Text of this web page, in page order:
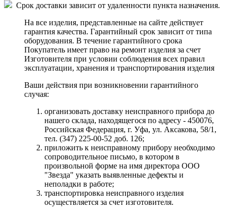
Срок доставки зависит от удаленности пункта назначения.
На все изделия, представленные на сайте действует
гарантия качества. Гарантийный срок зависит от типа
оборудования. В течение гарантийного срока
Покупатель имеет право на ремонт изделия за счет
Изготовителя при условии соблюдения всех правил
эксплуатации, хранения и транспортирования изделия
Ваши действия при возникновении гарантийного
случая:
организовать доставку неисправного прибора до
нашего склада, находящегося по адресу - 450076,
Российская Федерация, г. Уфа, ул. Аксакова, 58/1,
тел. (347) 225-00-52 доб. 126;
приложить к неисправному прибору необходимо
сопроводительное письмо, в котором в
произвольной форме на имя директора ООО
"Звезда" указать выявленные дефекты и
неполадки в работе;
транспортировка неисправного изделия
осуществляется за счет изготовителя.